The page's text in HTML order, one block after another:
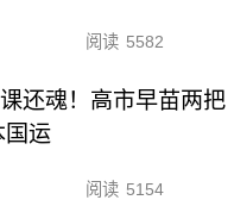
阅读 5582
还魂！高市早苗两把
国运
阅读 5154